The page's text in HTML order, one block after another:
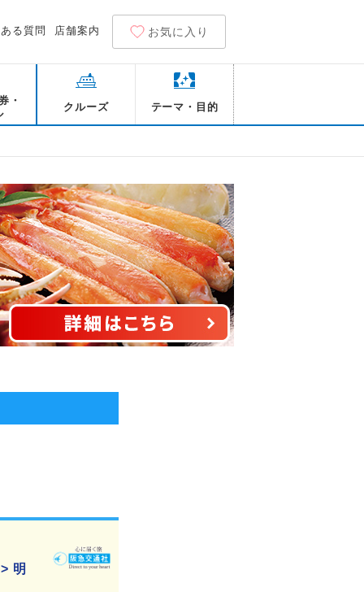
る質問 店舗案内 お気に入り
・
クルーズ テーマ・目的
明